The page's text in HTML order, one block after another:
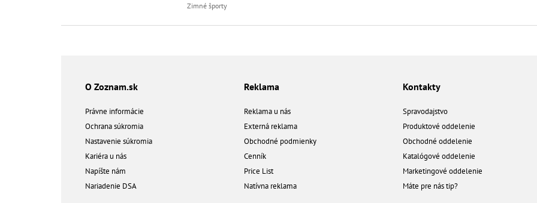
Zimné športy
O Zoznam.sk
Právne informácie
Ochrana súkromia
Nastavenie súkromia
Kariéra u nás
Napíšte nám
Nariadenie DSA
Reklama
Reklama u nás
Externá reklama
Obchodné podmienky
Cenník
Price List
Natívna reklama
Kontakty
Spravodajstvo
Produktové oddelenie
Obchodné oddelenie
Katalógové oddelenie
Marketingové oddelenie
Máte pre nás tip?